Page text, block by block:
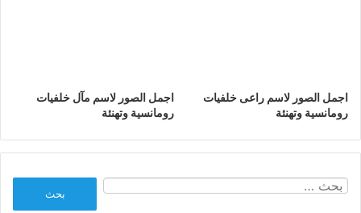
اجمل الصور لاسم راعى خلفيات
رومانسية وتهنئة
اجمل الصور لاسم مآل خلفيات
رومانسية وتهنئة